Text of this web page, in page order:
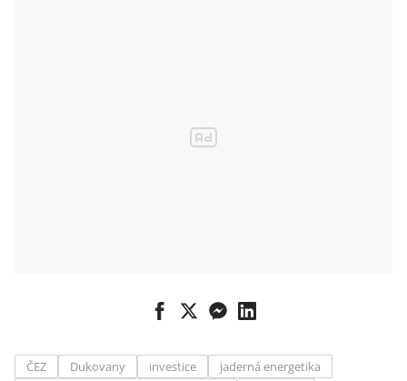
ČEZ Dukovany investice
jaderná energetika